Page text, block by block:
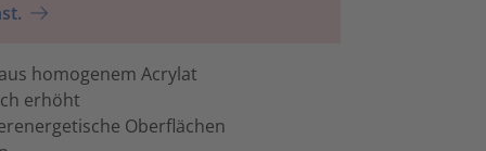
homogenem Acrylat
erhöht
Oberflächen